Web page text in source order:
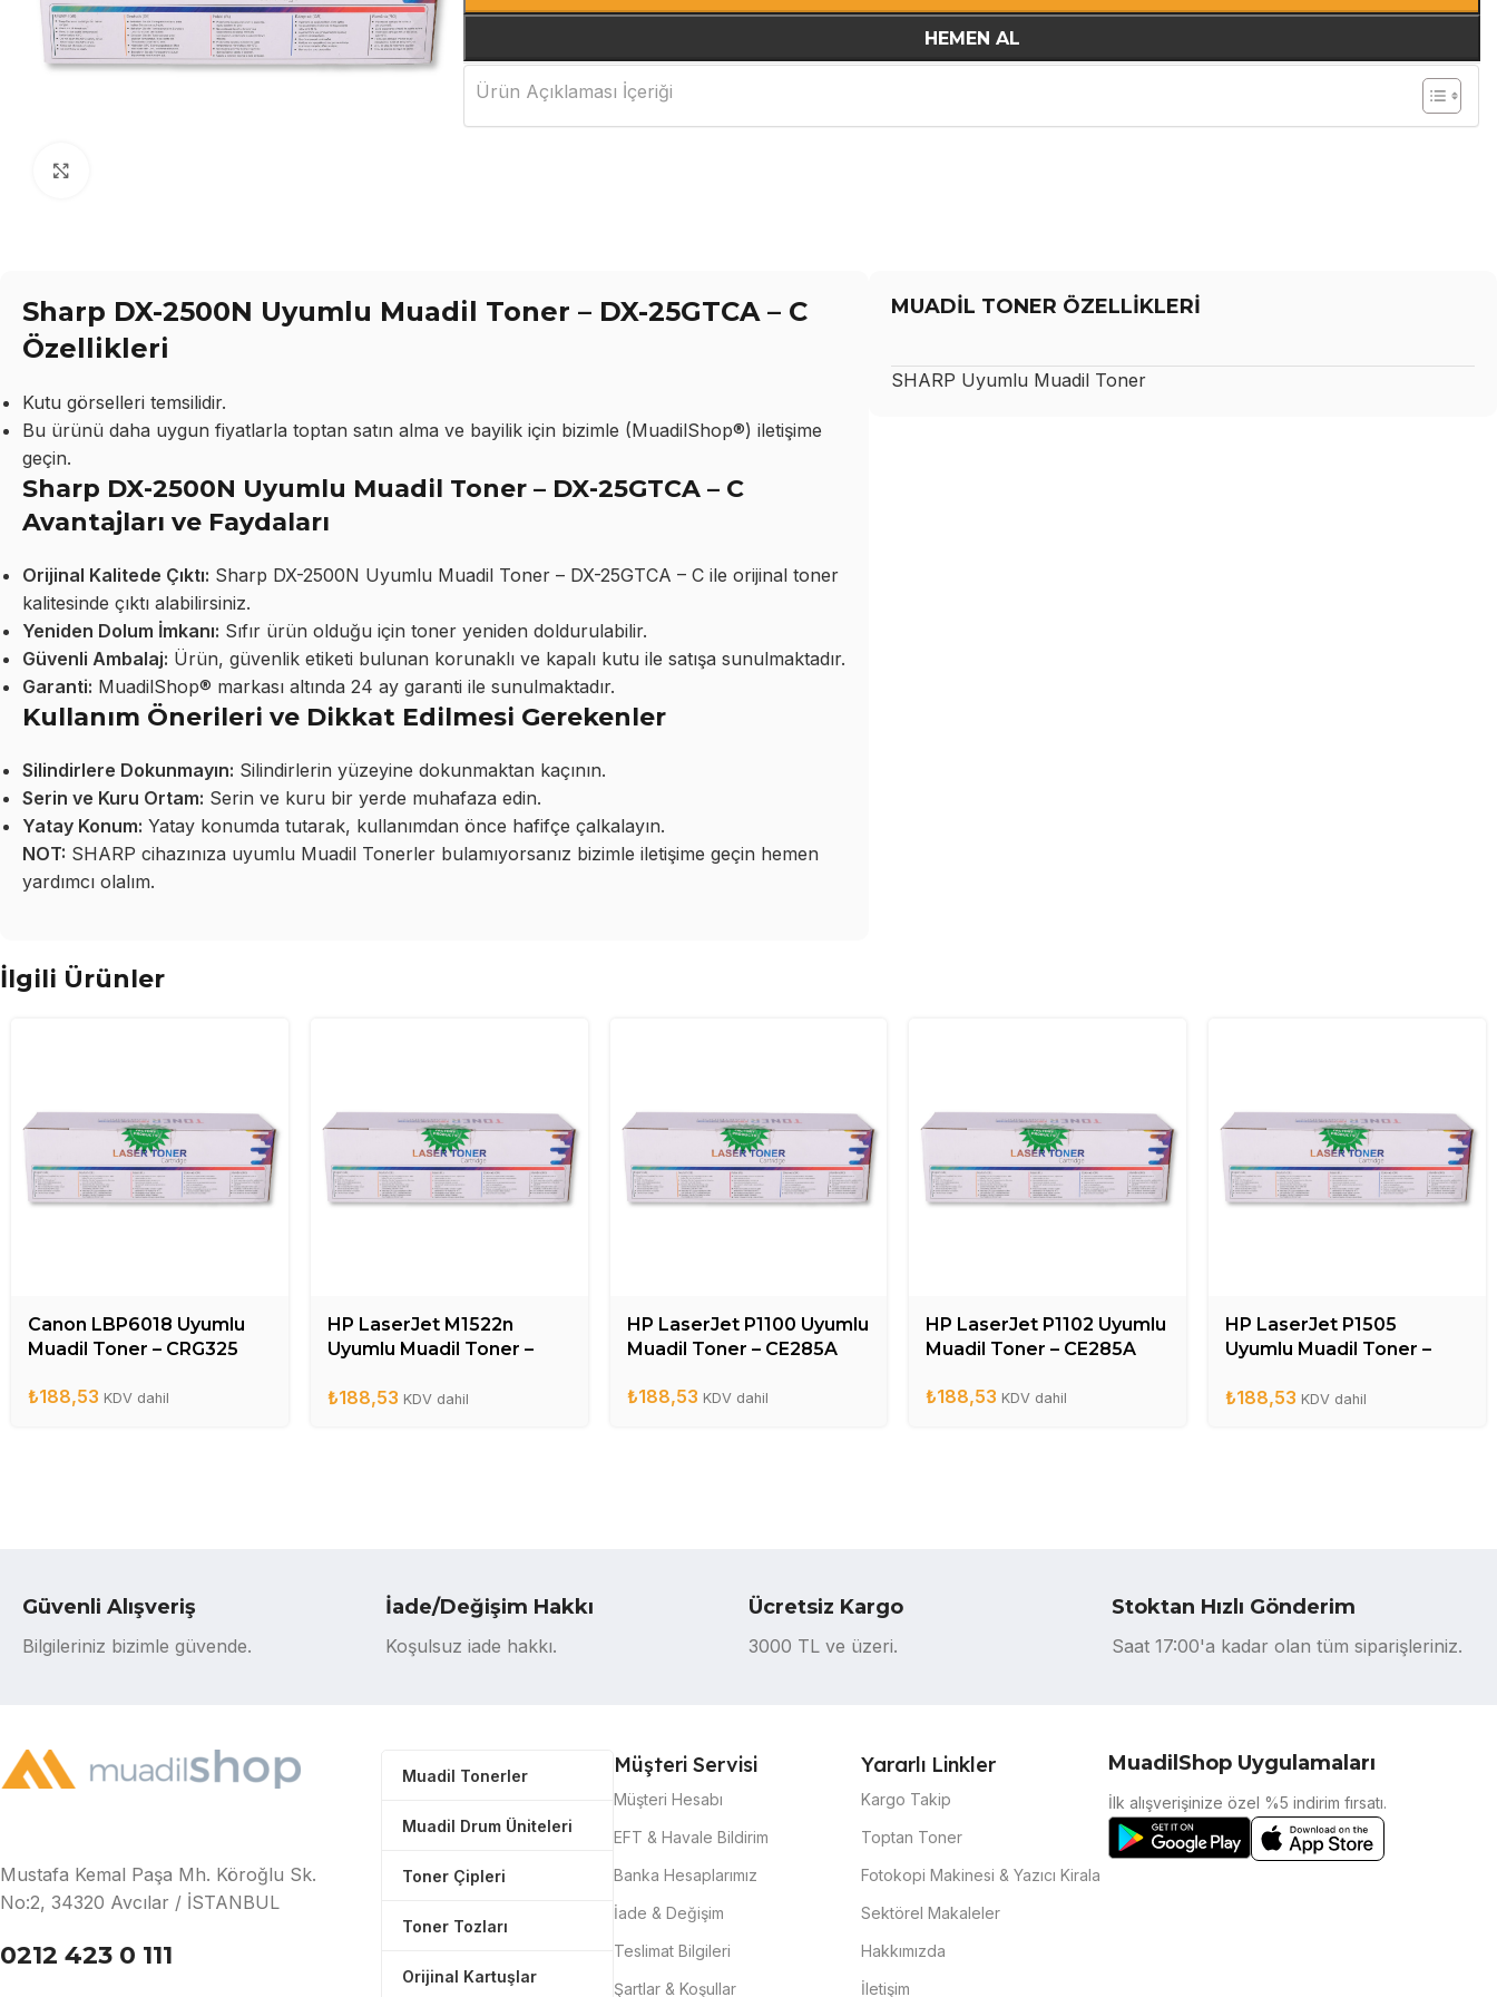
HEMEN AL
Ürün Açıklaması İçeriği
Sharp DX-2500N Uyumlu Muadil Toner – DX-25GTCA – C
Özellikleri
Kutu görselleri temsilidir.
Bu ürünü daha uygun fiyatlarla toptan satın alma ve bayilik için bizimle (MuadilShop®) iletişime
geçin.
Sharp DX-2500N Uyumlu Muadil Toner – DX-25GTCA – C
Avantajları ve Faydaları
Orijinal Kalitede Çıktı: Sharp DX-2500N Uyumlu Muadil Toner – DX-25GTCA – C ile orijinal toner
kalitesinde çıktı alabilirsiniz.
Yeniden Dolum İmkanı: Sıfır ürün olduğu için toner yeniden doldurulabilir.
Güvenli Ambalaj: Ürün, güvenlik etiketi bulunan korunaklı ve kapalı kutu ile satışa sunulmaktadır.
Garanti: MuadilShop® markası altında 24 ay garanti ile sunulmaktadır.
Kullanım Önerileri ve Dikkat Edilmesi Gerekenler
Silindirlere Dokunmayın: Silindirlerin yüzeyine dokunmaktan kaçının.
Serin ve Kuru Ortam: Serin ve kuru bir yerde muhafaza edin.
Yatay Konum: Yatay konumda tutarak, kullanımdan önce hafifçe çalkalayın.
NOT: SHARP cihazınıza uyumlu Muadil Tonerler bulamıyorsanız bizimle iletişime geçin hemen
yardımcı olalım.
MUADİL TONER ÖZELLİKLERİ
SHARP Uyumlu Muadil Toner
İlgili Ürünler
Canon LBP6018 Uyumlu
Muadil Toner – CRG325
₺188,53 KDV dahil
HP LaserJet M1522n
Uyumlu Muadil Toner –
₺188,53 KDV dahil
HP LaserJet P1100 Uyumlu
Muadil Toner – CE285A
₺188,53 KDV dahil
HP LaserJet P1102 Uyumlu
Muadil Toner – CE285A
₺188,53 KDV dahil
HP LaserJet P1505
Uyumlu Muadil Toner –
₺188,53 KDV dahil
Güvenli Alışveriş
Bilgileriniz bizimle güvende.
İade/Değişim Hakkı
Koşulsuz iade hakkı.
Ücretsiz Kargo
3000 TL ve üzeri.
Stoktan Hızlı Gönderim
Saat 17:00'a kadar olan tüm siparişleriniz.
Mustafa Kemal Paşa Mh. Köroğlu Sk.
No:2, 34320 Avcılar / İSTANBUL
0212 423 0 111
Muadil Tonerler
Muadil Drum Üniteleri
Toner Çipleri
Toner Tozları
Orijinal Kartuşlar
Müşteri Servisi
Müşteri Hesabı
EFT & Havale Bildirim
Banka Hesaplarımız
İade & Değişim
Teslimat Bilgileri
Şartlar & Koşullar
Yararlı Linkler
Kargo Takip
Toptan Toner
Fotokopi Makinesi & Yazıcı Kirala
Sektörel Makaleler
Hakkımızda
İletişim
MuadilShop Uygulamaları
İlk alışverişinize özel %5 indirim fırsatı.